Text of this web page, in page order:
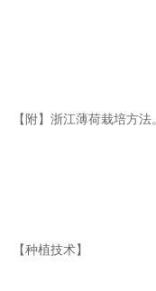
【附】浙江薄荷栽培方法
【种植技术】